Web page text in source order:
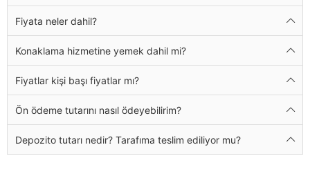
Fiyata neler dahil?
Konaklama hizmetine yemek dahil mi?
Fiyatlar kişi başı fiyatlar mı?
Ön ödeme tutarını nasıl ödeyebilirim?
Depozito tutarı nedir? Tarafıma teslim ediliyor mu?